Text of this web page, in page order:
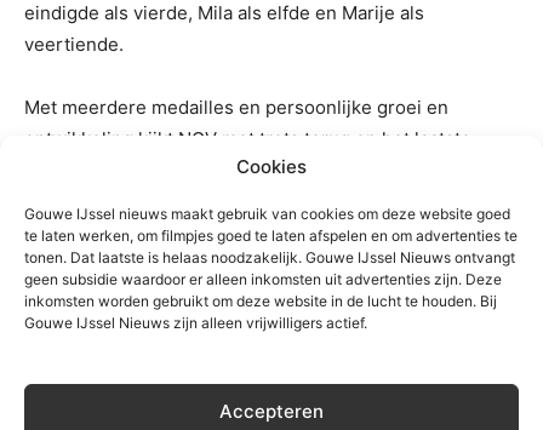
Cookies
Gouwe IJssel nieuws maakt gebruik van cookies om deze website goed
te laten werken, om filmpjes goed te laten afspelen en om advertenties te
tonen. Dat laatste is helaas noodzakelijk. Gouwe IJssel Nieuws ontvangt
geen subsidie waardoor er alleen inkomsten uit advertenties zijn. Deze
inkomsten worden gebruikt om deze website in de lucht te houden. Bij
Gouwe IJssel Nieuws zijn alleen vrijwilligers actief.
Accepteren
eindigde als vierde, Mila als elfde en Marije als
veertiende.
Met meerdere medailles en persoonlijke groei en
ontwikkeling kijkt NGV met trots terug op het laatste
Districtsweekend. De laatste weken van het seizoen staat
op het programma.